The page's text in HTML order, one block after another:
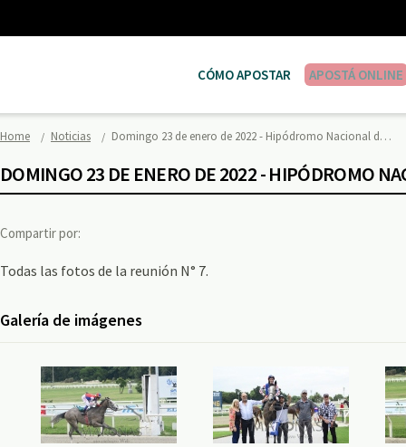
CÓMO APOSTAR APOSTÁ ONLINE
Home Noticias Domingo 23 de enero de 2022 - Hipódromo Nacional d…
DOMINGO 23 DE ENERO DE 2022 - HIPÓDROMO
Compartir por:
Todas las fotos de la reunión N° 7.
Galería de imágenes